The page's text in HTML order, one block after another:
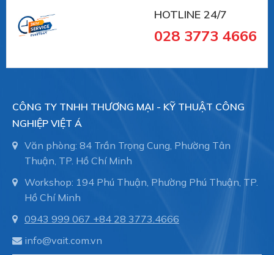
Size: 15 Suction-pad
Material: Silicone SI 50±5ShA
HOTLINE 24/7
028 3773 4666
CÔNG TY TNHH THƯƠNG MẠI - KỸ THUẬT CÔNG
NGHIỆP VIỆT Á
Văn phòng: 84 Trần Trọng Cung, Phường Tân
Thuận, TP. Hồ Chí Minh
Workshop: 194 Phú Thuận, Phường Phú Thuận, TP.
Hồ Chí Minh
0943 999 067 +84 28 3773.4666
info@vait.com.vn